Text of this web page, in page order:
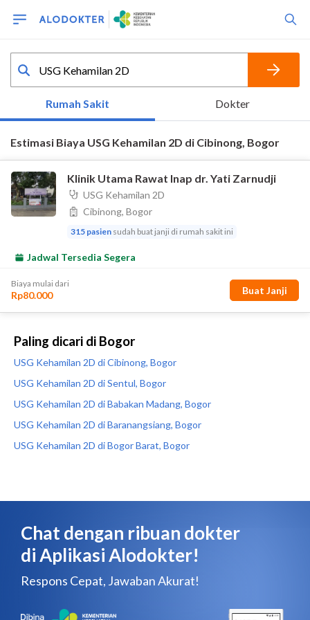
Paling dicari di Bogor
USG Kehamilan 2D di Cibinong, Bogor
USG Kehamilan 2D di Sentul, Bogor
USG Kehamilan 2D di Babakan Madang, Bogor
USG Kehamilan 2D di Baranangsiang, Bogor
USG Kehamilan 2D di Bogor Barat, Bogor